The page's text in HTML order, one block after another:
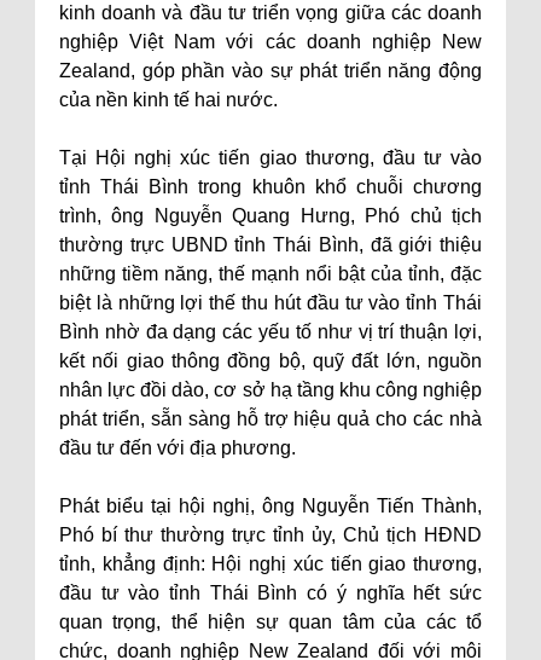
kinh doanh và đầu tư triển vọng giữa các doanh
nghiệp Việt Nam với các doanh nghiệp New
Zealand, góp phần vào sự phát triển năng động
của nền kinh tế hai nước.
Tại Hội nghị xúc tiến giao thương, đầu tư vào
tỉnh Thái Bình trong khuôn khổ chuỗi chương
trình, ông Nguyễn Quang Hưng, Phó chủ tịch
thường trực UBND tỉnh Thái Bình, đã giới thiệu
những tiềm năng, thế mạnh nổi bật của tỉnh, đặc
biệt là những lợi thế thu hút đầu tư vào tỉnh Thái
Bình nhờ đa dạng các yếu tố như vị trí thuận lợi,
kết nối giao thông đồng bộ, quỹ đất lớn, nguồn
nhân lực đồi dào, cơ sở hạ tầng khu công nghiệp
phát triển, sẵn sàng hỗ trợ hiệu quả cho các nhà
đầu tư đến với địa phương.
Phát biểu tại hội nghị, ông Nguyễn Tiến Thành,
Phó bí thư thường trực tỉnh ủy, Chủ tịch HĐND
tỉnh, khẳng định: Hội nghị xúc tiến giao thương,
đầu tư vào tỉnh Thái Bình có ý nghĩa hết sức
quan trọng, thể hiện sự quan tâm của các tổ
chức, doanh nghiệp New Zealand đối với môi